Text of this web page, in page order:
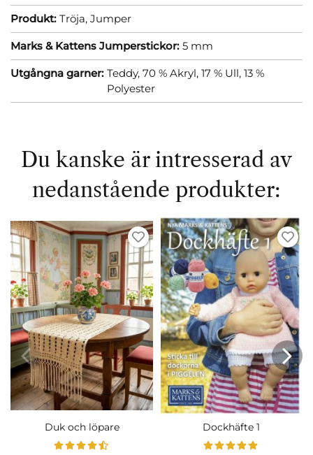
Produkt: Tröja, Jumper
Marks & Kattens Jumperstickor: 5 mm
Utgångna garner: Teddy, 70 % Akryl, 17 % Ull, 13 %
Polyester
Du kanske är intresserad av
nedanstående produkter:
Duk och löpare Dockhäfte 1